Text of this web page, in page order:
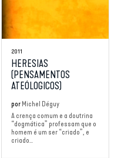
2011
HERESIAS
(PENSAMENTOS
ATEÓLOGICOS)
por Michel Déguy
A crença comum e a doutrina
“dogmática” professam que o
homem é um ser “criado”, e
criado...